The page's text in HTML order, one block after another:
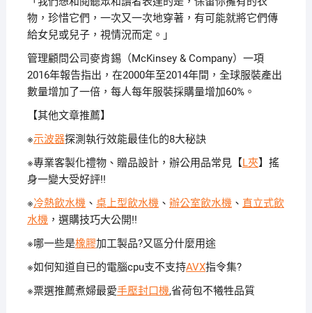
物，珍惜它們，一次又一次地穿著，有可能就將它們傳
給女兒或兒子，視情況而定。」
管理顧問公司麥肯錫（McKinsey & Company）一項
2016年報告指出，在2000年至2014年間，全球服裝產出
數量增加了一倍，每人每年服裝採購量增加60%。
【其他文章推薦】
※示波器探測執行效能最佳化的8大秘訣
※專業客製化禮物、贈品設計，辦公用品常見【L夾】搖
身一變大受好評!!
※冷熱飲水機、 桌上型飲水機、 辦公室飲水機、 直立式飲
水機，選購技巧大公開!!
※哪一些是橡膠加工製品?又區分什麼用途
※如何知道自已的電腦cpu支不支持AVX指令集?
※票選推薦煮婦最愛手壓封口機,省荷包不犧牲品質